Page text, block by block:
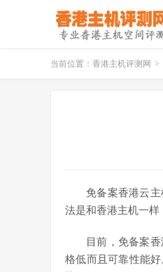
当前位置： 香港主机评测网 >
免备案香港云
法是和香港主机一样
目前，免备案
格低而且可靠性能